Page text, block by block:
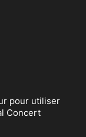
pour utiliser
Concert